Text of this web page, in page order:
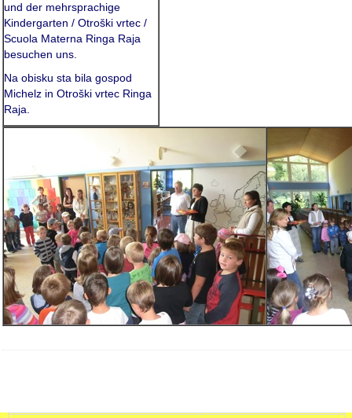
und der mehrsprachige
Kindergarten / Otroški vrtec /
Scuola Materna Ringa Raja
besuchen uns.
Na obisku sta bila gospod
Michelz in Otroški vrtec Ringa
Raja.